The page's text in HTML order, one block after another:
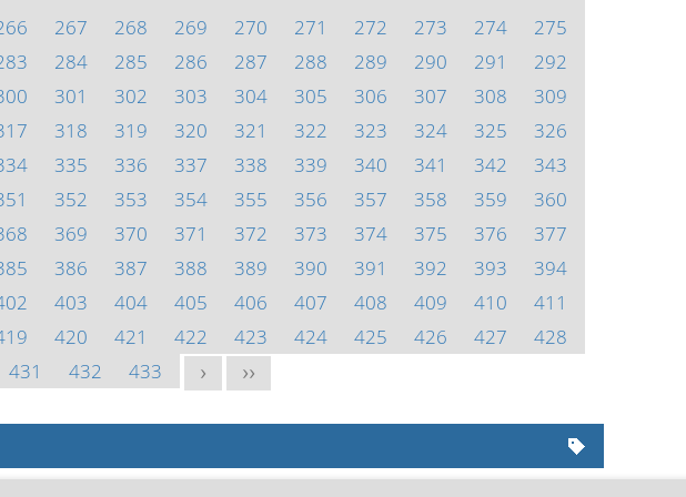
267 268 269 270 271 272 273 274
275
284 285 286 287 288 289 290 291
292
301 302 303 304 305 306 307 308
309
318 319 320 321 322 323 324 325
326
335 336 337 338 339 340 341 342
343
352 353 354 355 356 357 358 359
360
369 370 371 372 373 374 375 376
377
386 387 388 389 390 391 392 393
394
403 404 405 406 407 408 409 410
411
420 421 422 423 424 425 426 427
428
431
432 433 > >>